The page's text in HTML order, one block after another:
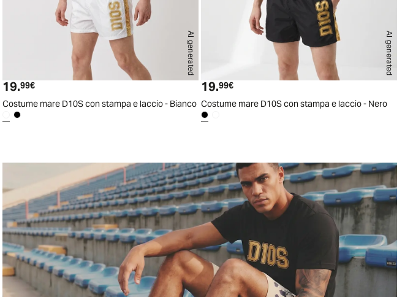
AI generated
S
XXL
Prezzo attuale
19.99€
Costume mare D10S con stampa e laccio - Bianco
AI generated
XXL
Prezzo attuale
19.99€
Costume mare D10S con stampa e laccio - Nero